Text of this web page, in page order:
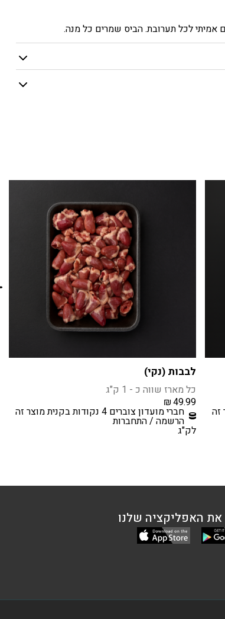
אמיתי לכל תערובת. הביס שמרים כל מנה.
לבבות (נקי)
כל מארז שווה כ - 1 ק"ג
₪49.99
חברי מועדון צוברים 4 נקודות בקנית מוצר זה
הרשמה / התחברות
לק"ג
את האפליקציה שלנו